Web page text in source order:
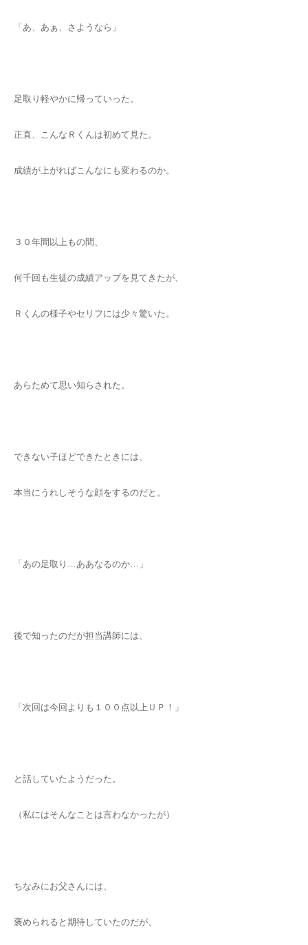
「あ、あぁ、さようなら」
足取り軽やかに帰っていった。
正直、こんなＲくんは初めて見た。
成績が上がればこんなにも変わるのか。
３０年間以上もの間、
何千回も生徒の成績アップを見てきたが、
Ｒくんの様子やセリフには少々驚いた。
あらためて思い知らされた。
できない子ほどできたときには、
本当にうれしそうな顔をするのだと。
「あの足取り…ああなるのか…」
後で知ったのだが担当講師には、
「次回は今回よりも１００点以上ＵＰ！」
と話していたようだった。
（私にはそんなことは言わなかったが）
ちなみにお父さんには、
褒められると期待していたのだが、